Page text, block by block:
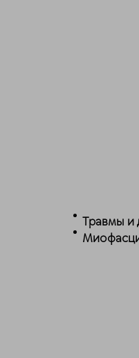
Травмы и